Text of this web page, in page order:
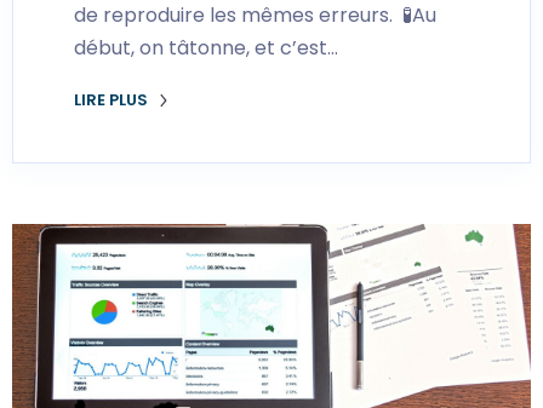
de reproduire les mêmes erreurs. 🧪Au
début, on tâtonne, et c’est…
LIRE PLUS